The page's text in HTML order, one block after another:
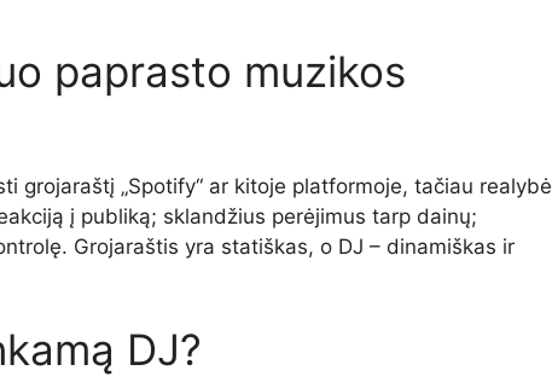
paprasto muzikos
grojaraštį „Spotify“ ar kitoje platformoje, tačiau realybė
į publiką; sklandžius perėjimus tarp dainų;
Grojaraštis yra statiškas, o DJ – dinamiškas ir
DJ?